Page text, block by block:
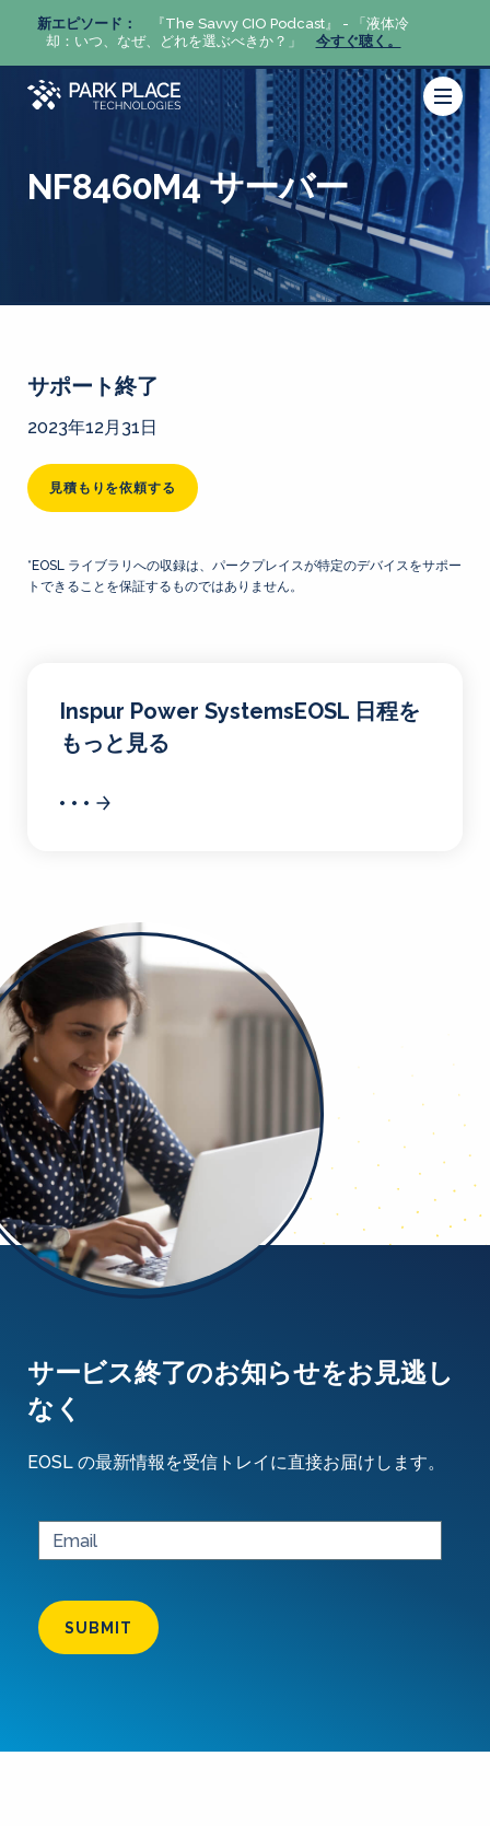
新エピソード：
『The Savvy CIO Podcast』 - 「液体冷
却：いつ、なぜ、どれを選ぶべきか？」
今すぐ聴く。
NF8460M4 サーバー
サポート終了
2023年12月31日
見積もりを依頼する
*EOSL ライブラリへの収録は、パークプレイスが特定のデバイスをサポー
トできることを保証するものではありません。
Inspur Power SystemsEOSL 日程を
もっと見る
サービス終了のお知らせをお見逃し
なく
EOSL の最新情報を受信トレイに直接お届けします。
SUBMIT